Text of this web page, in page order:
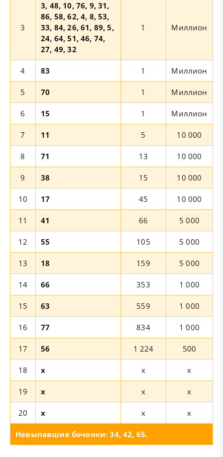
Невыпавшие бочонки: 34, 42, 65.
3
3, 48, 10, 76, 9, 31,
86, 58, 62, 4, 8, 53,
33, 84, 26, 61, 89, 5,
24, 64, 51, 46, 74,
27, 49, 32
1 Миллион
4 83 1 Миллион
5 70 1 Миллион
6 15 1 Миллион
7 11 5 10 000
8 71 13 10 000
9 38 15 10 000
10 17 45 10 000
11 41 66 5 000
12 55 105 5 000
13 18 159 5 000
14 66 353 1 000
15 63 559 1 000
16 77 834 1 000
17 56 1 224 500
18 x x x
19 x x x
20 x x x